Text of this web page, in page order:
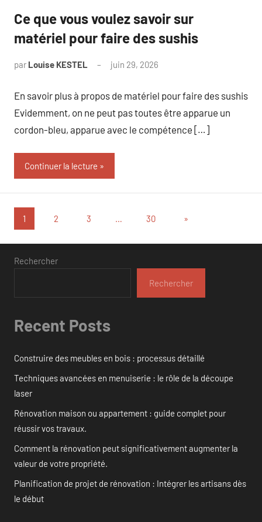
Ce que vous voulez savoir sur
matériel pour faire des sushis
par Louise KESTEL juin 29, 2026
En savoir plus à propos de matériel pour faire des sushis
Evidemment, on ne peut pas toutes être apparue un
cordon-bleu, apparue avec le compétence […]
Continuer la lecture
Pagination
des
publications
1 2 3 … 30
Articles
»
Rechercher
Rechercher
Recent Posts
Construire des meubles en bois : processus détaillé
Techniques avancées en menuiserie : le rôle de la découpe
laser
Rénovation maison ou appartement : guide complet pour
réussir vos travaux.
Comment la rénovation peut significativement augmenter la
valeur de votre propriété.
Planification de projet de rénovation : Intégrer les artisans dès
le début